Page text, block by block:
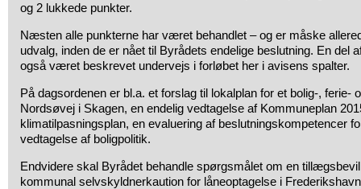
og 2 lukkede punkter.
Næsten alle punkterne har været behandlet – og er måske
udvalg, inden de er nået til Byrådets endelige beslutning. En del
også været beskrevet undervejs i forløbet her i avisens spalter.
På dagsordenen er bl.a. et forslag til lokalplan for et bolig-, ferie-
Nordsøvej i Skagen, en endelig vedtagelse af Kommuneplan
klimatilpasningsplan, en evaluering af beslutningskompetencer
vedtagelse af boligpolitik.
Endvidere skal Byrådet behandle spørgsmålet om en
kommunal selvskyldnerkaution for låneoptagelse i